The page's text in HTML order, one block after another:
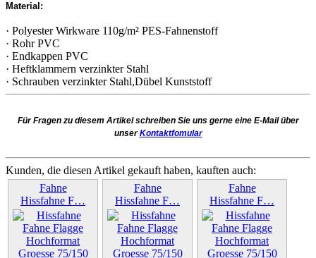
Material:
· Polyester Wirkware 110g/m² PES-Fahnenstoff
· Rohr PVC
· Endkappen PVC
· Heftklammern verzinkter Stahl
· Schrauben verzinkter Stahl,Dübel Kunststoff
Für Fragen zu diesem Artikel schreiben Sie uns gerne eine E-Mail über
unserKontaktfomular
Kunden, die diesen Artikel gekauft haben, kauften auch:
Fahne
Hissfahne F…
Fahne
Hissfahne F…
Fahne
Hissfahne F…